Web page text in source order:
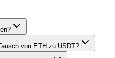
von ETH zu USDT?